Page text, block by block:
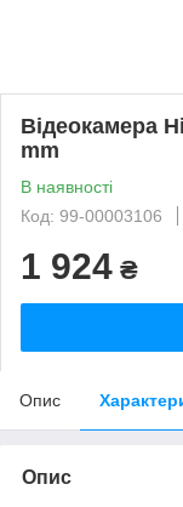
Відеокамера
mm
В наявності
Код: 99-00003106
1 924 ₴
Опис
Опис